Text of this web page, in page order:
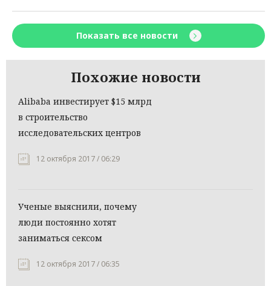
Показать все новости
Похожие новости
Alibaba инвестирует $15 млрд
в строительство
исследовательских центров
12 октября 2017 / 06:29
Ученые выяснили, почему
люди постоянно хотят
заниматься сексом
12 октября 2017 / 06:35